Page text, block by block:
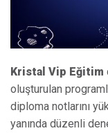
Kristal Vip Eğitim
oluşturulan
diploma notlarını
yanında düzenli